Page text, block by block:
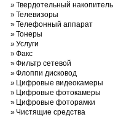
»Твердотельный накопитель
»Телевизоры
»Телефонный аппарат
»Тонеры
»Услуги
»Факс
»Фильтр сетевой
»Флоппи дисковод
» Цифровые видеокамеры
» Цифровые фотокамеры
» Цифровые фоторамки
» Чистящие средства